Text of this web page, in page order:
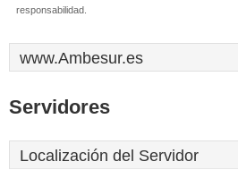
responsabilidad.
www.Ambesur.es
Servidores
Localización del Servidor